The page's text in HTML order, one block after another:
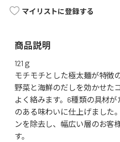
マイリストに登録する
商品説明
121ｇ
モチモチとした極太麺が特徴
野菜と海鮮のだしを効かせた
よく絡みます。6種類の具材
のある味わいに仕上げました
ンを除去し、幅広い層のお客
す。